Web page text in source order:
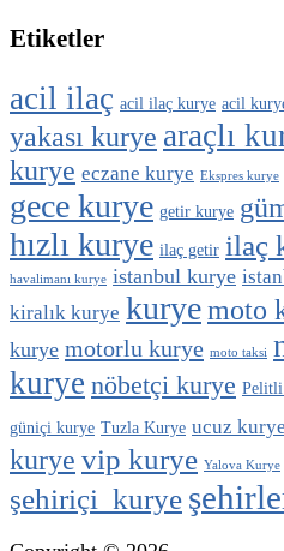
Etiketler
acil ilaç acil ilaç kurye acil
yakası kurye araçlı
kurye eczane kurye Ekspres kurye
gece kurye getir kurye
hızlı kurye ilaç getir ilaç
havalimanı kurye istanbul kurye
kiralık kurye kuryemoto
kurye motorlu kurye moto taksi
kurye nöbetçi kurye
güniçi kurye Tuzla Kurye ucuz kurye
kurye vip kurye Yalova Kurye
şehiriçi kurye